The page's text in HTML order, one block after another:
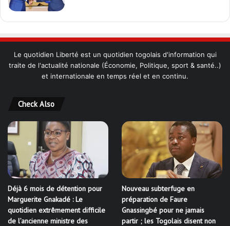
Le quotidien Liberté est un quotidien togolais d'information qui
traite de l'actualité nationale (Économie, Politique, sport & santé..)
et internationale en temps réel et en continu.
Check Also
Déjà 6 mois de détention pour
Marguerite Gnakadé : Le
quotidien extrêmement difficile
de l’ancienne ministre des
Nouveau subterfuge en
préparation de Faure
Gnassingbé pour ne jamais
partir ; les Togolais disent non